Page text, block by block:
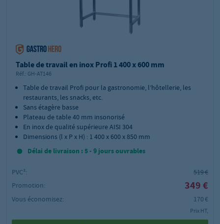
Table de travail en inox Profi 1 400 x 600 mm
Réf.: GH-AT146
Table de travail Profi pour la gastronomie, l’hôtellerie, les
restaurants, les snacks, etc.
Sans étagère basse
Plateau de table 40 mm insonorisé
En inox de qualité supérieure AISI 304
Dimensions (l x P x H) : 1 400 x 600 x 850 mm
Délai de livraison : 5 - 9 jours ouvrables
PVC²:
519 €
Promotion:
349 €
Vous économisez: 170 €
Prix HT,